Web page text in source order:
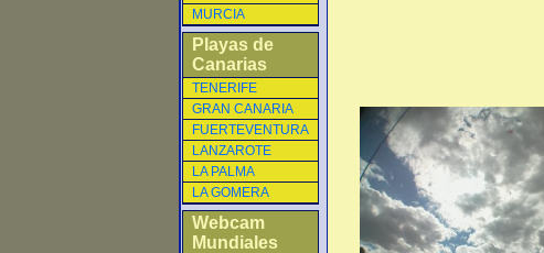
MURCIA
Playas de
Canarias
TENERIFE
GRAN CANARIA
FUERTEVENTURA
LANZAROTE
LA PALMA
LA GOMERA
Webcam
Mundiales